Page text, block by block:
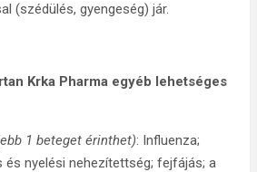
(szédülés, gyengeség) jár.
Krka Pharma egyéb lehetséges
1 beteget érinthet): Influenza;
nyelési nehezítettség; fejfájás; a